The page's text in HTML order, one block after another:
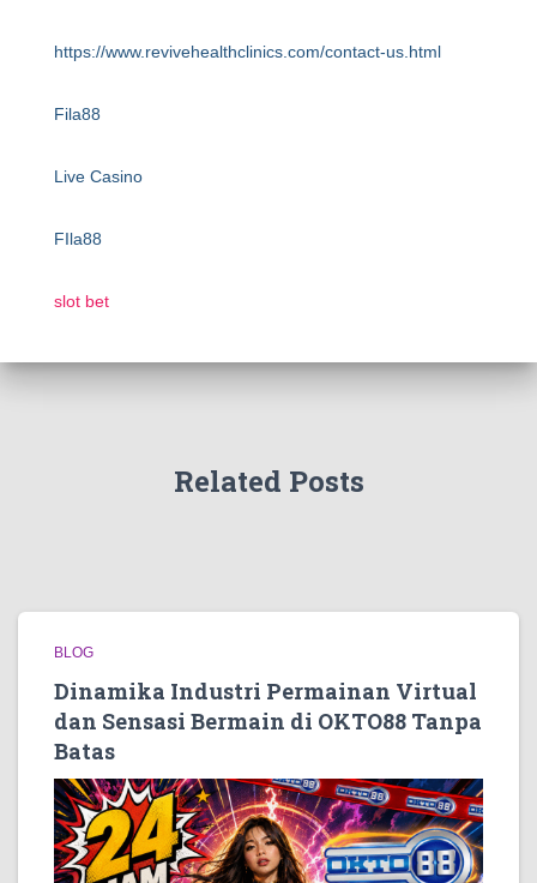
https://www.revivehealthclinics.com/contact-us.html
Fila88
Live Casino
FIla88
slot bet
Related Posts
BLOG
Dinamika Industri Permainan Virtual
dan Sensasi Bermain di OKTO88 Tanpa
Batas